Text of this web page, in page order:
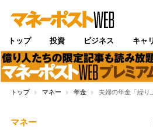
トップ 投資 ビジネス キャ
トップ マネー 年金 夫婦の年金「繰り
マネー